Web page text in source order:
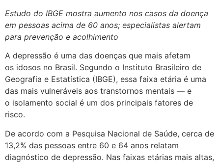
Estudo do IBGE mostra aumento nos casos da doença
em pessoas acima de 60 anos; especialistas alertam
para prevenção e acolhimento
A depressão é uma das doenças que mais afetam
os idosos no Brasil. Segundo o Instituto Brasileiro de
Geografia e Estatística (IBGE), essa faixa etária é uma
das mais vulneráveis aos transtornos mentais — e
o isolamento social é um dos principais fatores de
risco.
De acordo com a Pesquisa Nacional de Saúde, cerca de
13,2% das pessoas entre 60 e 64 anos relatam
diagnóstico de depressão. Nas faixas etárias mais altas,